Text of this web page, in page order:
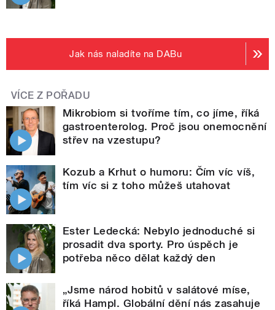
Jak nás naladíte na DABu
VÍCE Z POŘADU
Mikrobiom si tvoříme tím, co jíme, říká
gastroenterolog. Proč jsou onemocnění
střev na vzestupu?
Kozub a Krhut o humoru: Čím víc víš,
tím víc si z toho můžeš utahovat
Ester Ledecká: Nebylo jednoduché si
prosadit dva sporty. Pro úspěch je
potřeba něco dělat každý den
„Jsme národ hobitů v salátové míse,
říká Hampl. Globální dění nás zasahuje